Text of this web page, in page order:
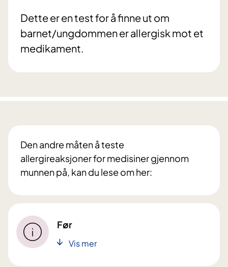
Dette er en test for å finne ut om
barnet/ungdommen er allergisk mot et
medikament.
Den andre måten å teste
allergireaksjoner for medisiner gjennom
munnen på, kan du lese om her:
Før
Vis mer